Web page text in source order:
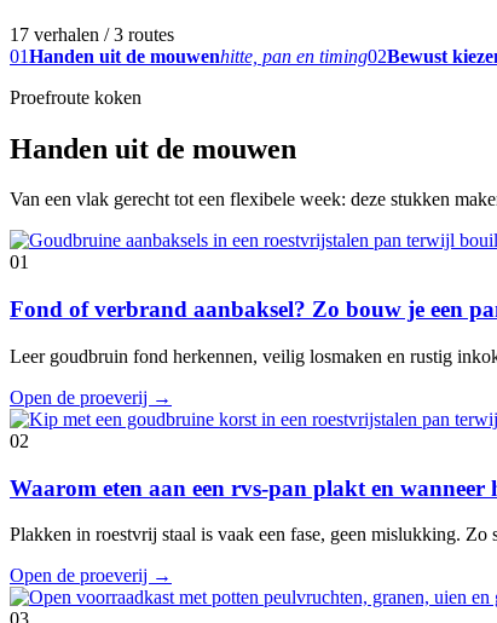
17 verhalen / 3 routes
01Handen uit de mouwenhitte, pan en timing02Bewust
Proefroute koken
Handen uit de mouwen
Van een vlak gerecht tot een flexibele week: deze stukken
01
Fond of verbrand aanbaksel? Zo bouw je een
Leer goudbruin fond herkennen, veilig losmaken en rustig
Open de proeverij →
02
Waarom eten aan een rvs-pan plakt en wanneer
Plakken in roestvrij staal is vaak een fase, geen mislukking.
Open de proeverij →